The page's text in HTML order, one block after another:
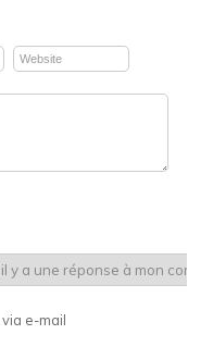
e-mail